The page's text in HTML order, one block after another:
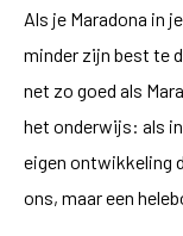
Als je Maradona in
minder zijn best te
net zo goed als
het onderwijs: als
eigen ontwikkeling
ons, maar een